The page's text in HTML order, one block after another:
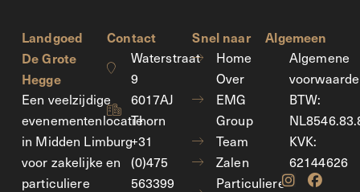
Landgoed
De Grote
Hegge
Een veelzijdige
evenementenlocatie
in Midden Limburg
voor zakelijke en
particuliere
Contact
Waterstraat
9
6017AJ
Thorn
+31
(0)475
563399
Snel naar
Home
Over
EMG
Group
Team
Zalen
Particuliere
Algemeen
Algemene
BTW:
KVK:
62144626